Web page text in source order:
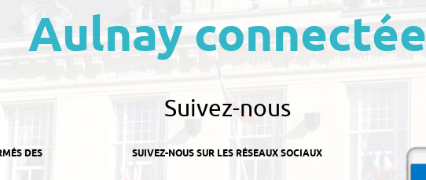
Aulnay connectée
DES
Suivez-nous
SUIVEZ-NOUS SUR LES RÉSEAUX SOCIAUX